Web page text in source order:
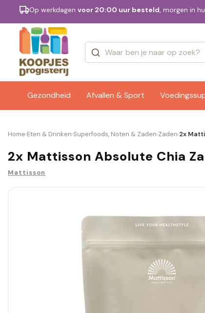
Op werkdagen voor 20:00 uur besteld, morgen in
Gezondheid Afvallen & Sport
Merken
Home›Eten & Drinken›Superfoods, Noten & Zaden›Zaden›2x
2x Mattisson Absolute Chia
Mattisson